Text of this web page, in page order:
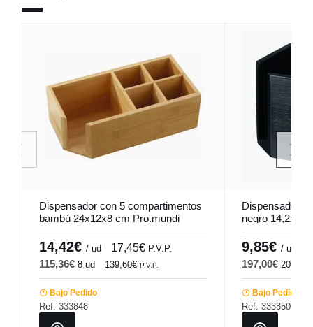
Dispensador con 5 compartimentos
bambú 24x12x8 cm Pro.mundi
14,42€ / ud 17,45€ P.V.P.
115,36€ 8 ud 139,60€ P.V.P.
Bajo Pedido
Ref: 333848
Dispensador
negro
9,85€ / ud
197,00€ 20 ud
Bajo Pedido
Ref: 333850